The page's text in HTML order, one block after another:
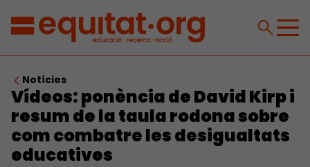
Notícies
Vídeos: ponència de David Kirp i
resum de la taula rodona sobre
com combatre les desigualtats
educatives